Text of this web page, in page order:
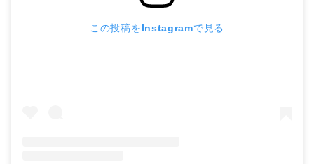
この投稿をInstagramで見る